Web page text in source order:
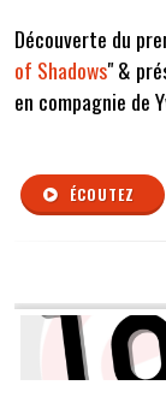
Découverte du
of Shadows" &
en compagnie de
ÉCOUTEZ